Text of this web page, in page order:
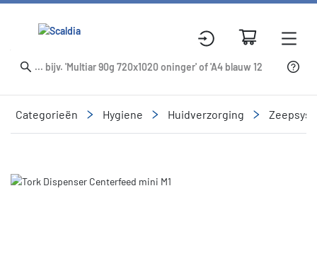
Categorieën Hygiene Huidverzorging
Slide 1 of 1